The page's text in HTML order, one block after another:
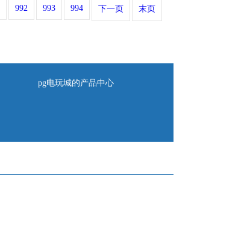
992 993 994 下一页 末页
pg电玩城的产品中心